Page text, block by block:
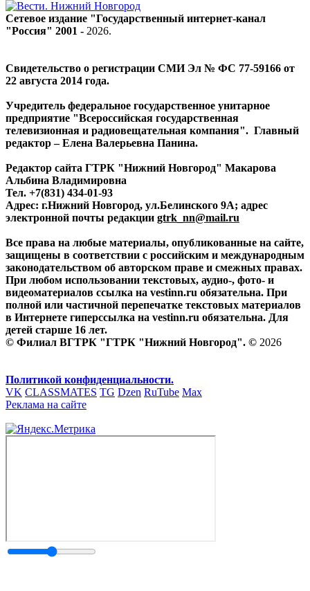
Сетевое издание "Государственный интернет-канал
"Россия" 2001 - 2026.
Свидетельство о регистрации СМИ Эл № ФС 77-59166 от
22 августа 2014 года.
Учредитель федеральное государственное унитарное
предприятие "Всероссийская государственная
телевизионная и радиовещательная компания". Главный
редактор – Елена Валерьевна Панина.
Редактор сайта ГТРК "Нижний Новгород" Макарова
Альбина Владимировна
Тел. +7(831) 434-01-93
Адрес: г.Нижний Новгород, ул.Белинского 9А; адрес
электронной почты редакции gtrk_nn@mail.ru
Все права на любые материалы, опубликованные на сайте,
защищены в соответствии с российским и международным
законодательством об авторском праве и смежных правах.
При любом использовании текстовых, аудио-, фото- и
видеоматериалов ссылка на vestinn.ru обязательна. При
полной или частичной перепечатке текстовых материалов
в Интернете гиперссылка на vestinn.ru обязательна. Для
детей старше 16 лет.
© Филиал ВГТРК "ГТРК "Нижний Новгород". © 2026
Политикой конфиденциальности.
VK CLASSMATES TG Dzen RuTube Max
Реклама на сайте